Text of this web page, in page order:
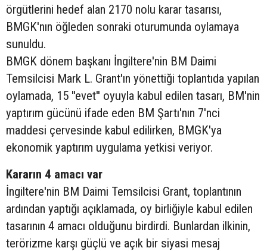
örgütlerini hedef alan 2170 nolu karar tasarısı,
BMGK'nın öğleden sonraki oturumunda oylamaya
sunuldu.
BMGK dönem başkanı İngiltere'nin BM Daimi
Temsilcisi Mark L. Grant'ın yönettiği toplantıda yapılan
oylamada, 15 ''evet'' oyuyla kabul edilen tasarı, BM'nin
yaptırım gücünü ifade eden BM Şartı'nın 7'nci
maddesi çervesinde kabul edilirken, BMGK'ya
ekonomik yaptırım uygulama yetkisi veriyor.
Kararın 4 amacı var
İngiltere'nin BM Daimi Temsilcisi Grant, toplantının
ardından yaptığı açıklamada, oy birliğiyle kabul edilen
tasarının 4 amacı olduğunu birdirdi. Bunlardan ilkinin,
terörizme karşı güçlü ve açık bir siyasi mesaj